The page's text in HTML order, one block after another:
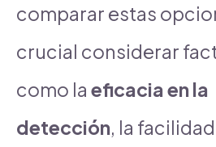
comparar estas
crucial considerar
como la eficacia en la
detección, la